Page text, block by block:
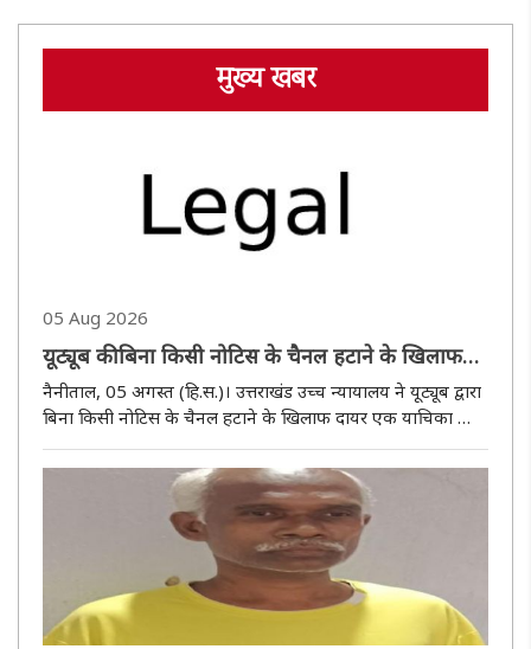
मुख्य खबर
05 Aug 2026
यूट्यूब की बिना किसी नोटिस के चैनल हटाने के खिलाफ
दायर याचिका निस्तारित
नैनीताल, 05 अगस्त (हि.स.)। उत्तराखंड उच्च न्यायालय ने यूट्यूब द्वारा
बिना किसी नोटिस के चैनल हटाने के खिलाफ दायर एक याचिका को
निस्तारित करते हुए कोर्ट ने स्पष्ट किया कि यूट्यूब भारतीय संविधान के
अनुच्छेद 12 के तहत ''राज्य'' की परिभाषा में नहीं आत..